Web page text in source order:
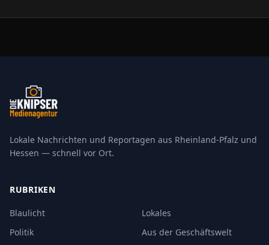
Lokale Nachrichten und Reportagen aus Rheinland-Pfalz und
Hessen — schnell vor Ort.
RUBRIKEN
Blaulicht
Lokales
Politik
Aus der Geschäftswelt